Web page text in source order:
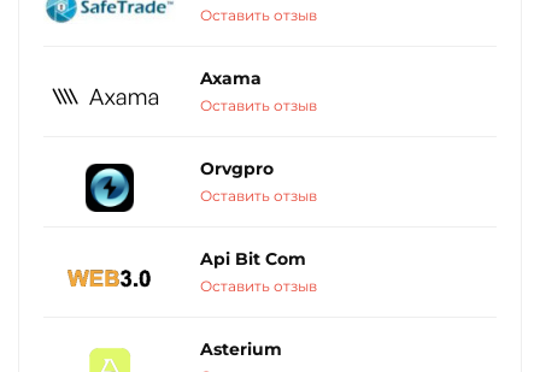
Оставить отзыв
Axama
Оставить отзыв
Orvgpro
Оставить отзыв
Api Bit Com
Оставить отзыв
Asterium